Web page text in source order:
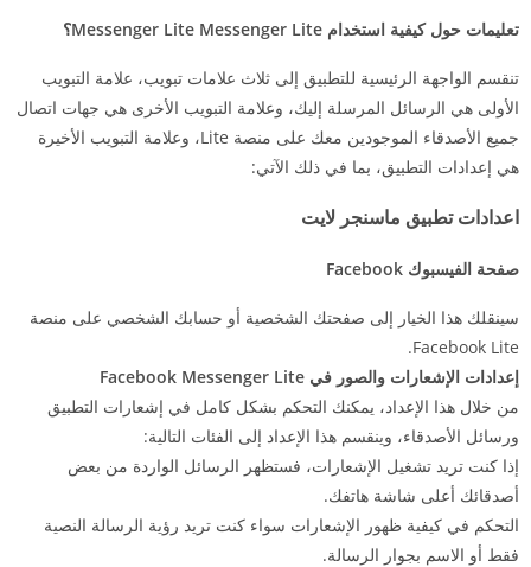
تعليمات حول كيفية استخدام Messenger Lite Messenger Lite؟
تنقسم الواجهة الرئيسية للتطبيق إلى ثلاث علامات تبويب، علامة التبويب
الأولى هي الرسائل المرسلة إليك، وعلامة التبويب الأخرى هي جهات اتصال
جميع الأصدقاء الموجودين معك على منصة Lite، وعلامة التبويب الأخيرة
هي إعدادات التطبيق، بما في ذلك الآتي:
اعدادات تطبيق ماسنجر لايت
صفحة الفيسبوك Facebook
سينقلك هذا الخيار إلى صفحتك الشخصية أو حسابك الشخصي على منصة
Facebook Lite.
إعدادات الإشعارات والصور في Facebook Messenger Lite
من خلال هذا الإعداد، يمكنك التحكم بشكل كامل في إشعارات التطبيق
ورسائل الأصدقاء، وينقسم هذا الإعداد إلى الفئات التالية:
إذا كنت تريد تشغيل الإشعارات، فستظهر الرسائل الواردة من بعض
أصدقائك أعلى شاشة هاتفك.
التحكم في كيفية ظهور الإشعارات سواء كنت تريد رؤية الرسالة النصية
فقط أو الاسم بجوار الرسالة.